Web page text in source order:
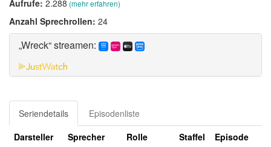
Aufrufe: 2.288 (mehr erfahren)
Anzahl Sprechrollen: 24
„Wreck“ streamen:
Seriendetails
Episodenliste
Darsteller
Sprecher Rolle Staffel
Episode